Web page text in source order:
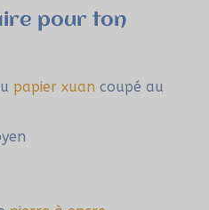
pour ton
papier xuan coupé au